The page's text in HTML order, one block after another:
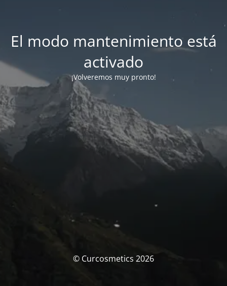
El modo mantenimiento está
activado
¡Volveremos muy pronto!
© Curcosmetics 2026